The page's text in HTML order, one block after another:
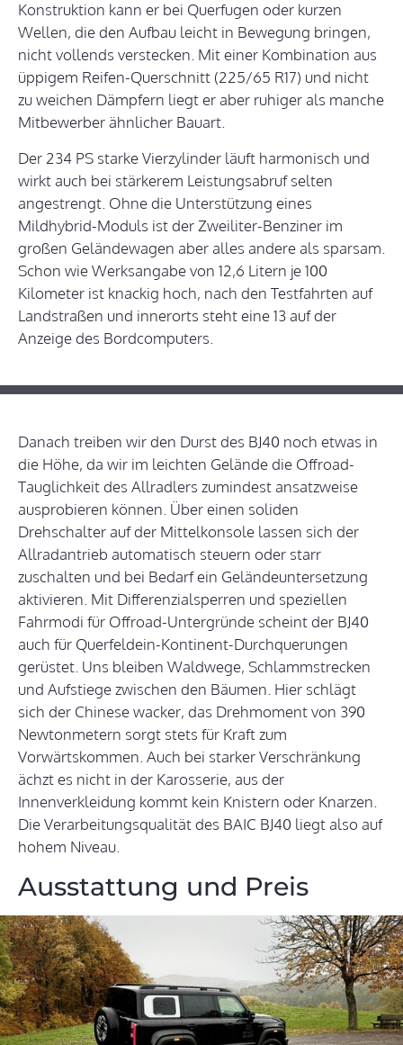
Konstruktion kann er bei Querfugen oder kurzen
Wellen, die den Aufbau leicht in Bewegung bringen,
nicht vollends verstecken. Mit einer Kombination aus
üppigem Reifen-Querschnitt (225/65 R17) und nicht
zu weichen Dämpfern liegt er aber ruhiger als manche
Mitbewerber ähnlicher Bauart.
Der 234 PS starke Vierzylinder läuft harmonisch und
wirkt auch bei stärkerem Leistungsabruf selten
angestrengt. Ohne die Unterstützung eines
Mildhybrid-Moduls ist der Zweiliter-Benziner im
großen Geländewagen aber alles andere als sparsam.
Schon wie Werksangabe von 12,6 Litern je 100
Kilometer ist knackig hoch, nach den Testfahrten auf
Landstraßen und innerorts steht eine 13 auf der
Anzeige des Bordcomputers.
Danach treiben wir den Durst des BJ40 noch etwas in
die Höhe, da wir im leichten Gelände die Offroad-
Tauglichkeit des Allradlers zumindest ansatzweise
ausprobieren können. Über einen soliden
Drehschalter auf der Mittelkonsole lassen sich der
Allradantrieb automatisch steuern oder starr
zuschalten und bei Bedarf ein Geländeuntersetzung
aktivieren. Mit Differenzialsperren und speziellen
Fahrmodi für Offroad-Untergründe scheint der BJ40
auch für Querfeldein-Kontinent-Durchquerungen
gerüstet. Uns bleiben Waldwege, Schlammstrecken
und Aufstiege zwischen den Bäumen. Hier schlägt
sich der Chinese wacker, das Drehmoment von 390
Newtonmetern sorgt stets für Kraft zum
Vorwärtskommen. Auch bei starker Verschränkung
ächzt es nicht in der Karosserie, aus der
Innenverkleidung kommt kein Knistern oder Knarzen.
Die Verarbeitungsqualität des BAIC BJ40 liegt also auf
hohem Niveau.
Ausstattung und Preis